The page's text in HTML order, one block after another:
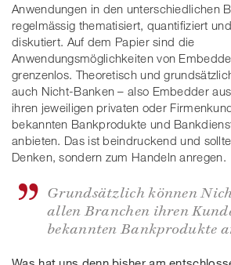
Anwendungen in den unterschiedlichen
regelmässig thematisiert, quantifiziert
diskutiert. Auf dem Papier sind die
Anwendungsmöglichkeiten von
grenzenlos. Theoretisch und
auch Nicht-Banken – also Embedder
ihren jeweiligen privaten oder
bekannten Bankprodukte und
anbieten. Das ist beindruckend und
Denken, sondern zum Handeln anregen.
Grundsätzlich können
allen Branchen ihren
bekannten Bankprodukte